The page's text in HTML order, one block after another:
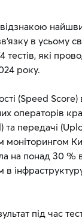
в усьому
які
року.
(Speed Score)
операторів
передачі
моніторингом
на понад 30
під час